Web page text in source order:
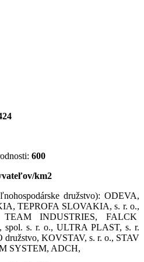
600
km2
družstvo): ODEVA,
TEPROFA SLOVAKIA, s. r. o.,
INDUSTRIES, FALCK
s. r. o., ULTRA PLAST, s. r.
KOVSTAV, s. r. o., STAV
SYSTEM, ADCH,